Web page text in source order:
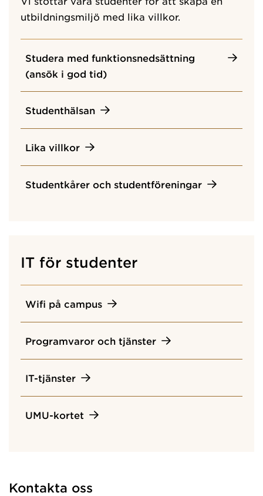
utbildningsmiljö med lika villkor.
Studera med funktionsnedsättning
(ansök i god tid)
Studenthälsan
Lika villkor
Studentkårer och studentföreningar
IT för studenter
Wifi på campus
Programvaror och tjänster
IT-tjänster
UMU-kortet
Kontakta oss